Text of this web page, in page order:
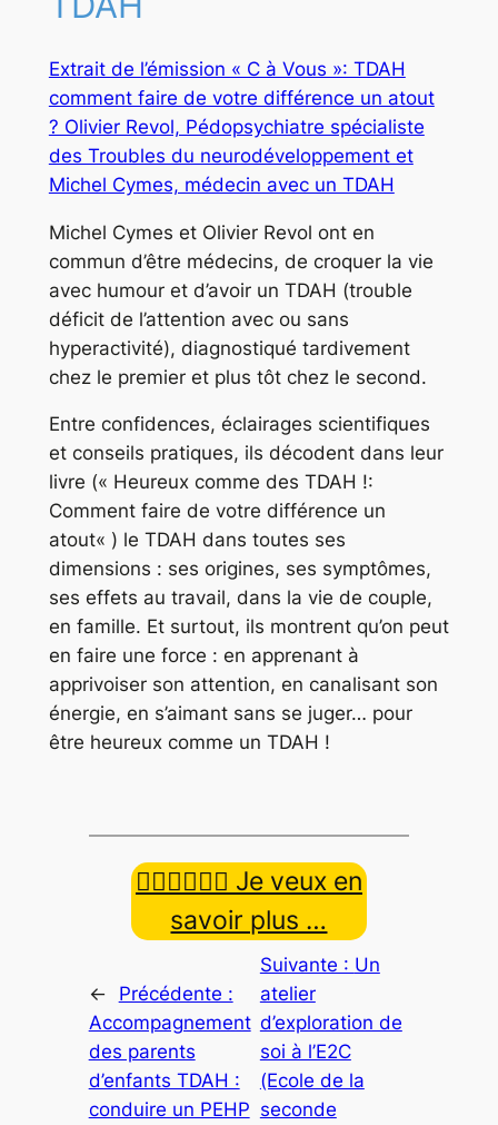
Extrait de l’émission « C à Vous »: TDAH
comment faire de votre différence un atout
? Olivier Revol, Pédopsychiatre spécialiste
des Troubles du neurodéveloppement et
Michel Cymes, médecin avec un TDAH
Michel Cymes et Olivier Revol ont en
commun d’être médecins, de croquer la vie
avec humour et d’avoir un TDAH (trouble
déficit de l’attention avec ou sans
hyperactivité), diagnostiqué tardivement
chez le premier et plus tôt chez le second.
Entre confidences, éclairages scientifiques
et conseils pratiques, ils décodent dans leur
livre (« Heureux comme des TDAH !:
Comment faire de votre différence un
atout« ) le TDAH dans toutes ses
dimensions : ses origines, ses symptômes,
ses effets au travail, dans la vie de couple,
en famille. Et surtout, ils montrent qu’on peut
en faire une force : en apprenant à
apprivoiser son attention, en canalisant son
énergie, en s’aimant sans se juger… pour
être heureux comme un TDAH !
👉🏿👉🏾👉🏼 Je veux en
savoir plus …
←
Précédente :
Accompagnement
des parents
d’enfants TDAH :
conduire un PEHP
Suivante : Un
atelier
d’exploration de
soi à l’E2C
(Ecole de la
seconde